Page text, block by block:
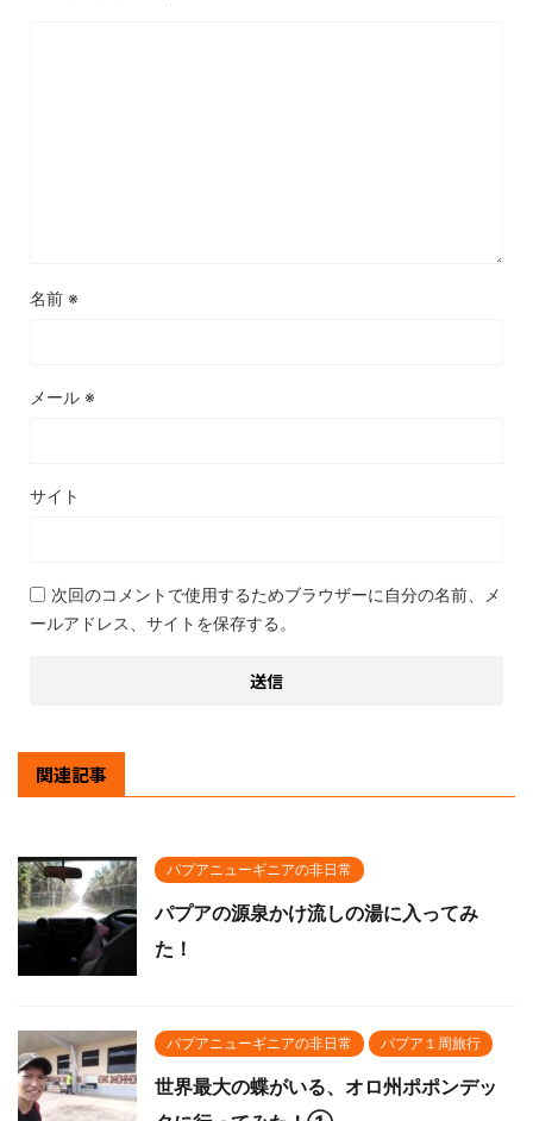
名前 ※
メール ※
サイト
次回のコメントで使用するためブラウザーに自分の名前、メ
ールアドレス、サイトを保存する。
関連記事
パプアニューギニアの非日常
パプアの源泉かけ流しの湯に入ってみ
た！
パプアニューギニアの非日常 パプア１周旅行
世界最大の蝶がいる、オロ州ポポンデッ